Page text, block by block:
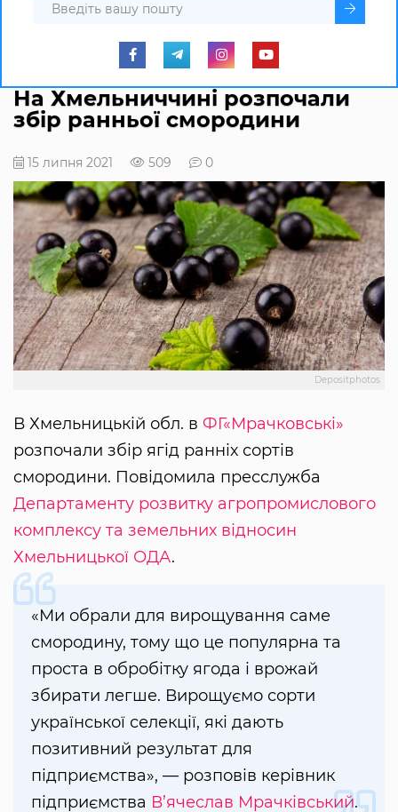
На Хмельниччині розпочали
збір ранньої смородини
15 липня 2021 509 0
Depositphotos
В Хмельницькій обл. в ФГ«Мрачковські»
розпочали збір ягід ранніх сортів
смородини. Повідомила пресслужба
Департаменту розвитку агропромислового
комплексу та земельних відносин
Хмельницької ОДА.
«Ми обрали для вирощування саме
смородину, тому що це популярна та
проста в обробітку ягода і врожай
збирати легше. Вирощуємо сорти
української селекції, які дають
позитивний результат для
підприємства», — розповів керівник
підприємства В’ячеслав Мрачківський.